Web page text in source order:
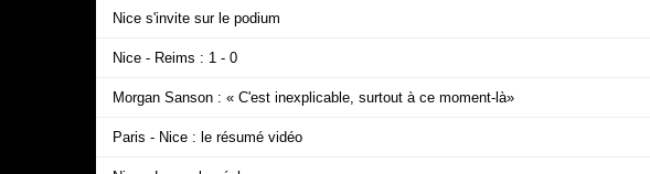
Nice s'invite sur le podium
Nice - Reims : 1 - 0
Morgan Sanson : « C'est inexplicable, surtout à ce moment-là»
Paris - Nice : le résumé vidéo